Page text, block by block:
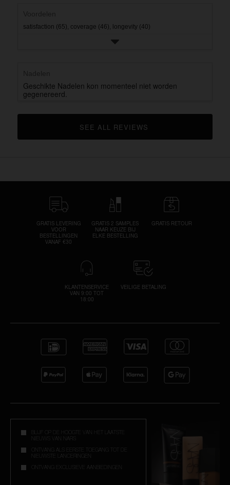
satisfaction (65), coverage (46), longevity (40)
Geschikte Nadelen kon momenteel niet worden
gegenereerd.
CLICK TO GO TO ALL REVIEWS
GRATIS LEVERING
VOOR
BESTELLINGEN
VANAF €30
GRATIS 2 SAMPLES
NAAR KEUZE BIJ
ELKE BESTELLING
GRATIS RETOUR
KLANTENSERVICE
VAN 9:00 TOT
18:00
VEILIGE BETALING
BLIJF OP DE HOOGTE VAN HET LAATSTE
NIEUWS VAN NARS
ONTVANG ALS EERSTE TOEGANG TOT DE
NIEUWSTE LANCERINGEN
ONTVANG EXCLUSIEVE AANBIEDINGEN